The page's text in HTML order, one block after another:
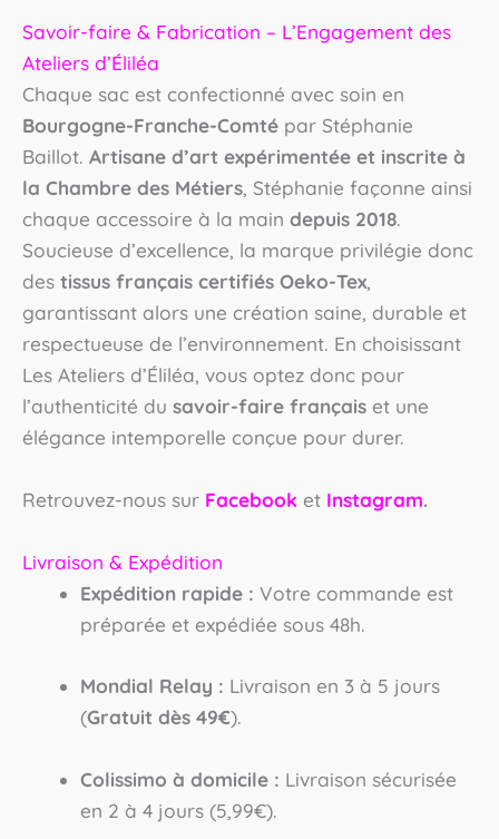
Savoir-faire & Fabrication – L’Engagement des
Ateliers d’Éliléa
Chaque sac est confectionné avec soin en
Bourgogne-Franche-Comté par Stéphanie
Baillot. Artisane d’art expérimentée et inscrite à
la Chambre des Métiers, Stéphanie façonne ainsi
chaque accessoire à la main depuis 2018.
Soucieuse d’excellence, la marque privilégie donc
des tissus français certifiés Oeko-Tex,
garantissant alors une création saine, durable et
respectueuse de l’environnement. En choisissant
Les Ateliers d’Éliléa, vous optez donc pour
l’authenticité du savoir-faire français et une
élégance intemporelle conçue pour durer.
Retrouvez-nous sur Facebook et Instagram.
Livraison & Expédition
Expédition rapide : Votre commande est
préparée et expédiée sous 48h.
Mondial Relay : Livraison en 3 à 5 jours
(Gratuit dès 49€).
Colissimo à domicile : Livraison sécurisée
en 2 à 4 jours (5,99€).